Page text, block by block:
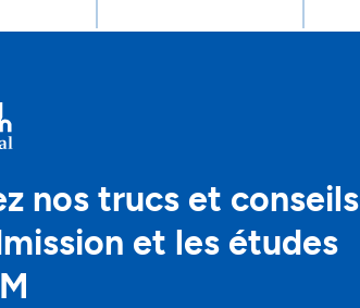
nos trucs et conseils
et les études